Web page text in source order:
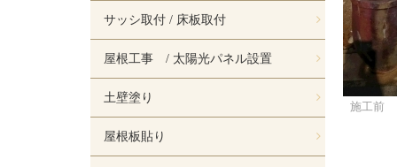
施工前
サッシ取付 / 床板取付
屋根工事 / 太陽光パネル設置
土壁塗り
屋根板貼り